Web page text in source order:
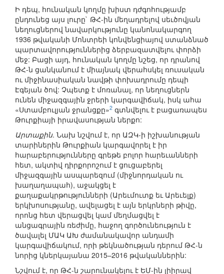
Ի դեպ, հունական կողմը խիստ դժգոհությամբ
ընդունեց այս լուրը` ԹՀ-ին մեղադրելով սեւծովյան
նեղուցներով նավարկությունը կանոնակարգող
1936 թվականի Մոնտրեի կոնվենցիայով ստանձնած
պարտավորություններից ձերբազատվելու փորձի
մեջ: Բացի այդ, հունական կողմը նշեց, որ դրանով
ԹՀ-ն ցանկանում է միայնակ վերահսկել ռուսական
ու միջինասիական նավթի փոխադրումը դեպի
Էգեյան ծով: Չպետք է մոռանալ, որ նեղուցներն
ունեն միջազգային ջրերի կարգավիճակ, իսկ ահա
«Ստամբուլյան ջրանցքը»2 գտնվելու է բացառապես
Թուրքիայի իրավասության ներքո:
Արտաքին. Նախ նշվում է, որ ԱԶԿ-ի իշխանության
տարիներին Թուրքիան կարգավորել է իր
հարաբերությունները գրեթե բոլոր հարեւանների
հետ, ակտիվ դիրքորոշում է ցուցաբերել
միջազգային ասպարեզում (միջնորդական ու
խաղաղապահ), աջակցել է
քաղաքակրթությունների (Արեւմուտք եւ Արեւելք)
երկխոսությանը, ավելացել է այն երկրների թիվը,
որոնց հետ վերացվել կամ մեղմացվել է
անցագրային ռեժիմը, հաջող գործունեություն է
ծավալել ՄԱԿ ԱԽ ժամանակավոր անդամի
կարգավիճակում, որի թեկնածության դերում ԹՀ-ն
նորից կներկայանա 2015–2016 թվականներին:
Նշվում է, որ ԹՀ-ն շարունակելու է ԵՄ-ին լիիրավ